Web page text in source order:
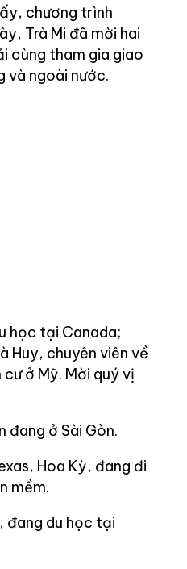
chương trình
Trà Mi đã mời hai
cùng tham gia giao
và ngoài nước.
học tại Canada;
Huy, chuyên viên về
ở Mỹ. Mời quý vị
đang ở Sài Gòn.
Hoa Kỳ, đang đi
mềm.
đang du học tại